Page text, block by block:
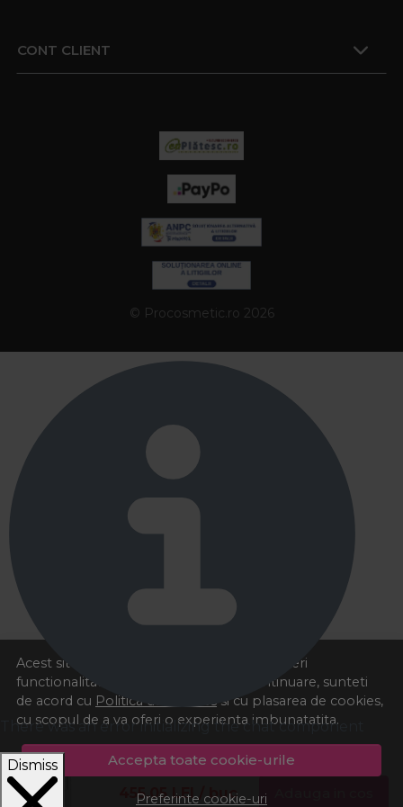
455,05LEI / buc
Acest site foloseste cookies pentru a va oferi
functionalitatea dorita. Navigand in continuare, sunteti
de acord cu Politica de cookies si cu plasarea de cookies,
cu scopul de a va oferi o experienta imbunatatita.
Accepta toate cookie-urile
Preferinte cookie-uri
CONT CLIENT
© Procosmetic.ro 2026
There was an error initializing the chat component
Dismiss